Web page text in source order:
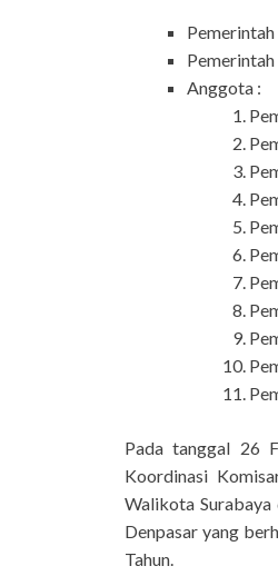
Anggota :
Pada tanggal 26
Koordinasi
Walikota
Denpasar yang
Tahun.